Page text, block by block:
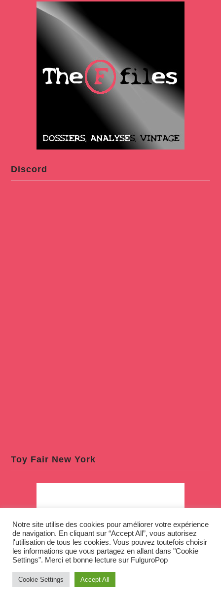
Discord
Toy Fair New York
Notre site utilise des cookies pour améliorer votre expérience
de navigation. En cliquant sur “Accept All”, vous autorisez
l'utilisation de tous les cookies. Vous pouvez toutefois choisir
les informations que vous partagez en allant dans "Cookie
Settings". Merci et bonne lecture sur FulguroPop
Cookie Settings Accept All